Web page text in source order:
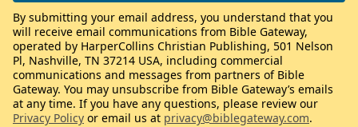
By submitting your email address, you understand that you
will receive email communications from Bible Gateway,
operated by HarperCollins Christian Publishing, 501 Nelson
Pl, Nashville, TN 37214 USA, including commercial
communications and messages from partners of Bible
Gateway. You may unsubscribe from Bible Gateway’s emails
at any time. If you have any questions, please review our
Privacy Policy or email us at privacy@biblegateway.com.